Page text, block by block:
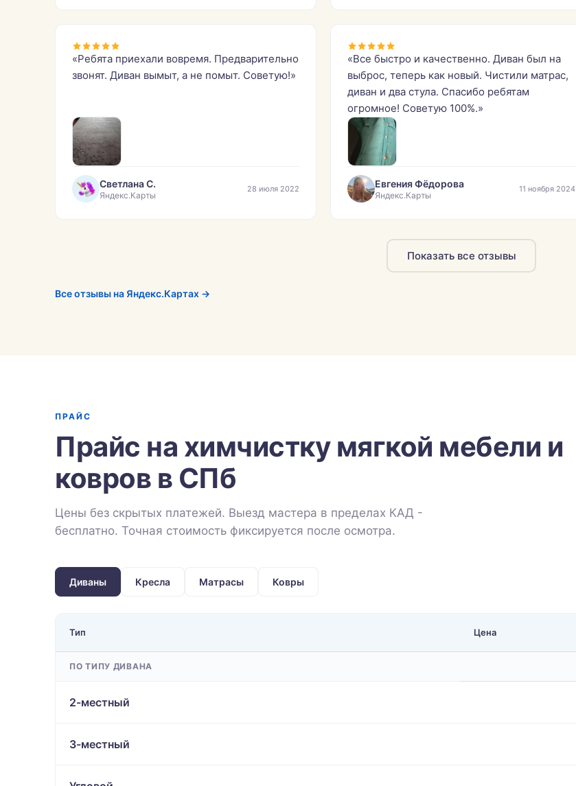
«Ребята приехали вовремя. Предварительно
звонят. Диван вымыт, а не помыт. Советую!»
Светлана С.
Яндекс.Карты
28 июля 2022
«Все быстро и качественно. Диван был на
выброс, теперь как новый. Чистили матрас,
диван и два стула. Спасибо ребятам
огромное! Советую 100%.»
Евгения Фёдорова
Яндекс.Карты
11 ноября 2024
Показать все отзывы
Все отзывы на Яндекс.Картах →
ПРАЙС
Прайс на химчистку мягкой мебели и
ковров в СПб
Цены без скрытых платежей. Выезд мастера в пределах КАД -
бесплатно. Точная стоимость фиксируется после осмотра.
Диваны Кресла Матрасы Ковры
Тип Цена
ПО ТИПУ ДИВАНА
2-местный
3-местный